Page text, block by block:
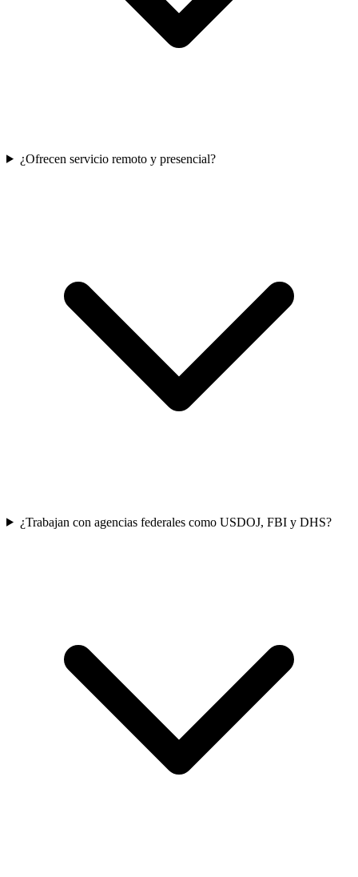
¿Ofrecen servicio remoto y presencial?
¿Trabajan con agencias federales como USDOJ, FBI y DHS?